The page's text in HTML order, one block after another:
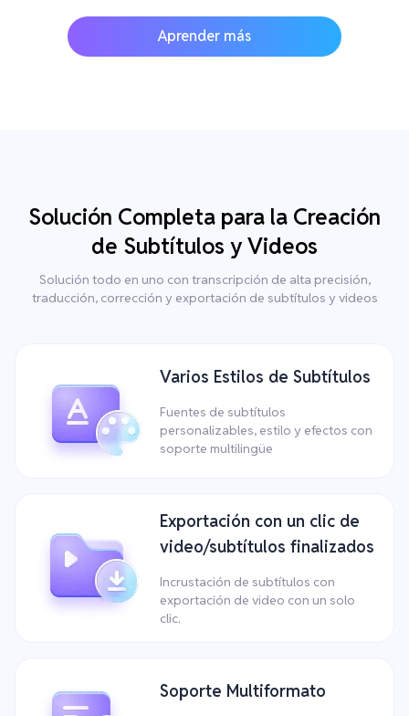
Aprender más
Solución Completa para la Creación
de Subtítulos y Videos
Solución todo en uno con transcripción de alta precisión,
traducción, corrección y exportación de subtítulos y videos
Varios Estilos de Subtítulos
Fuentes de subtítulos
personalizables, estilo y efectos con
soporte multilingüe
Exportación con un clic de
video/subtítulos finalizados
Incrustación de subtítulos con
exportación de video con un solo
clic.
Soporte Multiformato